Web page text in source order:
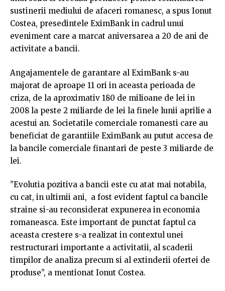
sustinerii mediului de afaceri romanesc, a spus Ionut
Costea, presedintele EximBank in cadrul unui
eveniment care a marcat aniversarea a 20 de ani de
activitate a bancii.
Angajamentele de garantare al EximBank s-au
majorat de aproape 11 ori in aceasta perioada de
criza, de la aproximativ 180 de milioane de lei in
2008 la peste 2 miliarde de lei la finele lunii aprilie a
acestui an. Societatile comerciale romanesti care au
beneficiat de garantiile EximBank au putut accesa de
la bancile comerciale finantari de peste 3 miliarde de
lei.
”Evolutia pozitiva a bancii este cu atat mai notabila,
cu cat, in ultimii ani, a fost evident faptul ca bancile
straine si-au reconsiderat expunerea in economia
romaneasca. Este important de punctat faptul ca
aceasta crestere s-a realizat in contextul unei
restructurari importante a activitatii, al scaderii
timpilor de analiza precum si al extinderii ofertei de
produse”, a mentionat Ionut Costea.